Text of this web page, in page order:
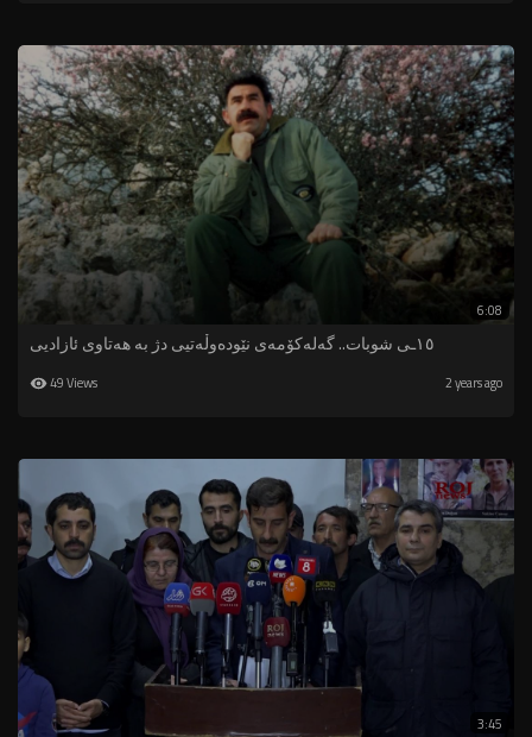
6:08
١٥ـی شوبات.. گەلەکۆمەی نێودەوڵەتیی دژ بە هەتاوی ئازادیی
49 Views 2 years ago
3:45